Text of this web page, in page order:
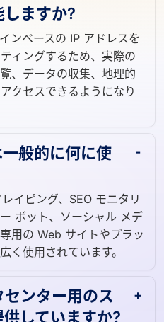
何ですか?ま
しますか?
ンベースの IP アドレスを
ィングするため、実際の
、データの収集、地理的
クセスできるようになり
般的に何に使
イピング、SEO モニタリ
ボット、ソーシャル メデ
用の Web サイトやプラッ
ンター用のス